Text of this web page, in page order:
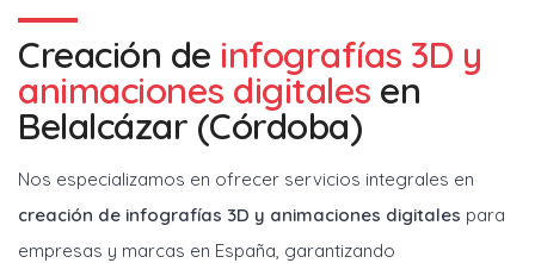
Creación de infografías 3D y
animaciones digitales en
Belalcázar (Córdoba)
Nos especializamos en ofrecer servicios integrales en
creación de infografías 3D y animaciones digitales para
empresas y marcas en España, garantizando